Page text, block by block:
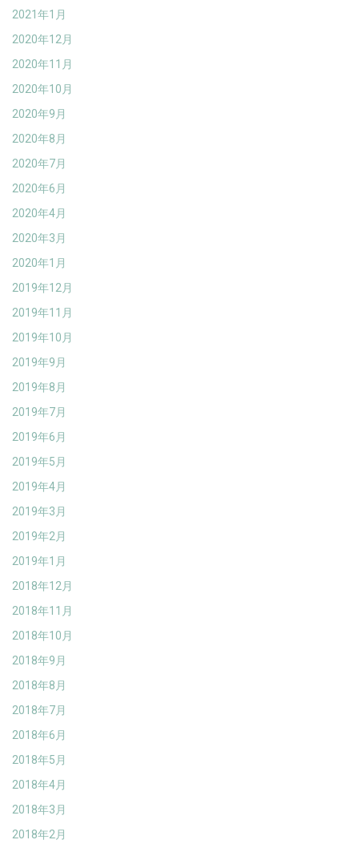
2021年1月
2020年12月
2020年11月
2020年10月
2020年9月
2020年8月
2020年7月
2020年6月
2020年4月
2020年3月
2020年1月
2019年12月
2019年11月
2019年10月
2019年9月
2019年8月
2019年7月
2019年6月
2019年5月
2019年4月
2019年3月
2019年2月
2019年1月
2018年12月
2018年11月
2018年10月
2018年9月
2018年8月
2018年7月
2018年6月
2018年5月
2018年4月
2018年3月
2018年2月